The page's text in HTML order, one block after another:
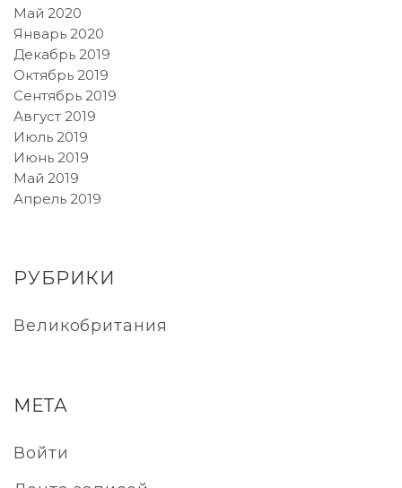
Май 2020
Январь 2020
Декабрь 2019
Октябрь 2019
Сентябрь 2019
Август 2019
Июль 2019
Июнь 2019
Май 2019
Апрель 2019
РУБРИКИ
Великобритания
МЕТА
Войти